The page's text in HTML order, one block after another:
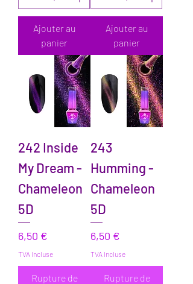
Ajouter au
panier
Ajouter au
panier
242 Inside
My Dream -
Chameleon
5D
Prix
6,50 €
TVA Incluse
Rupture de
243
Humming -
Chameleon
5D
Prix
6,50 €
TVA Incluse
Rupture de